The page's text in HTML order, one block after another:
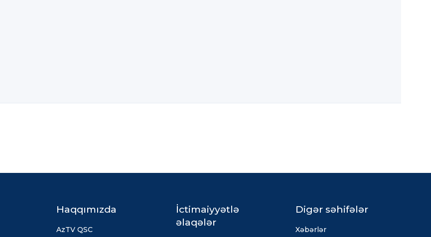
Haqqımızda
AzTV QSC
İctimaiyyətlə
əlaqələr
Digər səhifələr
Xəbərlər